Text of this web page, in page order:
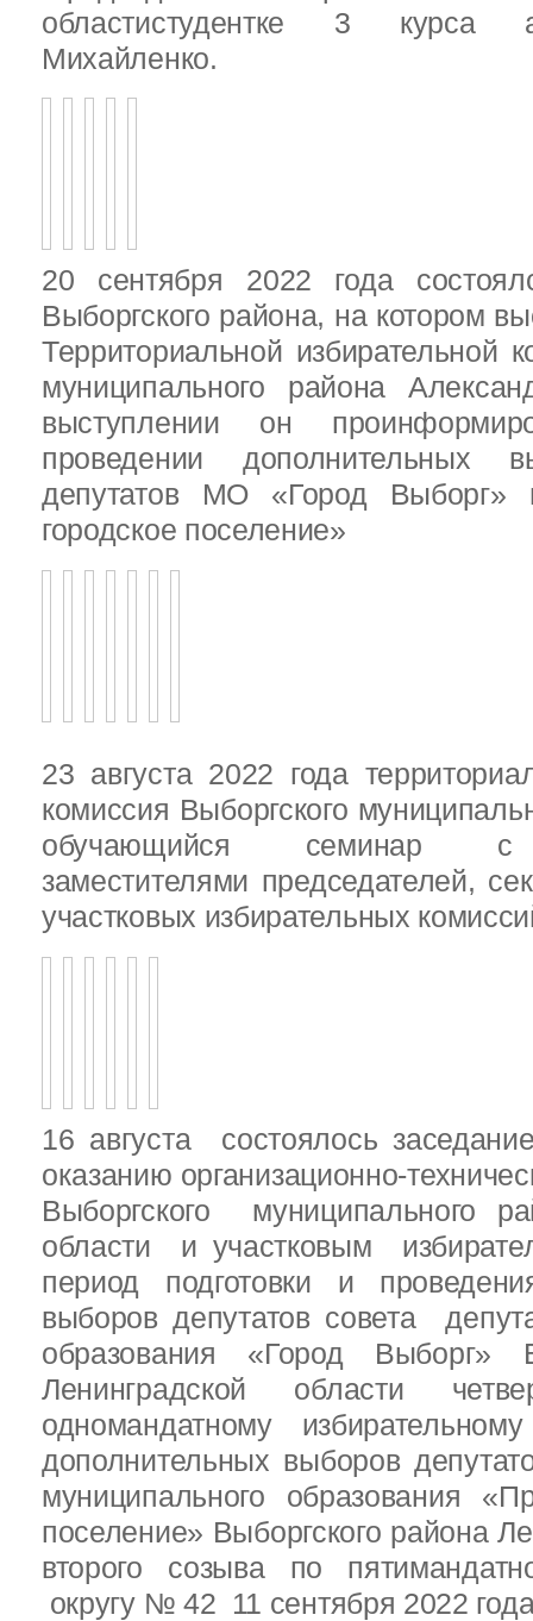
областистудентке 3 курса
Михайленко.
20 сентября 2022 года
Выборгского района, на котором
Территориальной избирательной
муниципального района
выступлении он
проведении дополнительных
депутатов МО «Город
городское поселение»
23 августа 2022 года
комиссия Выборгского
обучающийся семинар с
заместителями председателей,
участковых избирательных
16 августа состоялось
оказанию организационно-
Выборгского муниципального
области и участковым
период подготовки и
выборов депутатов совета
образования «Город Выборг»
Ленинградской области
одномандатному
дополнительных выборов
муниципального образования
поселение» Выборгского района
второго созыва по
округу № 42 11 сентября 2022